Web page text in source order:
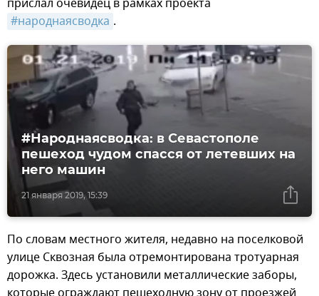
прислал очевидец в рамках проекта
#народнаясводка .
21 января 2019, 15:39
#Народнаясводка: в Севастополе
пешеход чудом спасся от летевших на
него машин
По словам местного жителя, недавно на поселковой
улице Сквозная была отремонтирована тротуарная
дорожка. Здесь установили металлические заборы,